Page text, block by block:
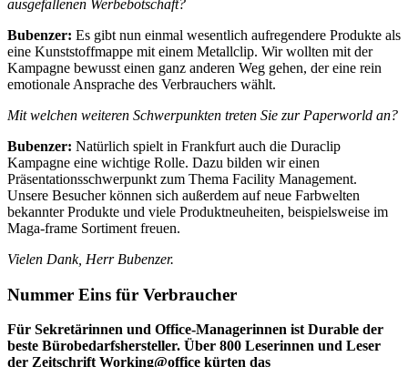
ausgefallenen Werbebotschaft?
Bubenzer: Es gibt nun einmal wesentlich aufregendere Produkte als
eine Kunststoffmappe mit einem Metallclip. Wir wollten mit der
Kampagne bewusst einen ganz anderen Weg gehen, der eine rein
emotionale Ansprache des Verbrauchers wählt.
Mit welchen weiteren Schwerpunkten treten Sie zur Paperworld an?
Bubenzer: Natürlich spielt in Frankfurt auch die Duraclip
Kampagne eine wichtige Rolle. Dazu bilden wir einen
Präsentationsschwerpunkt zum Thema Facility Management.
Unsere Besucher können sich außerdem auf neue Farbwelten
bekannter Produkte und viele Produktneuheiten, beispielsweise im
Maga-frame Sortiment freuen.
Vielen Dank, Herr Bubenzer.
Nummer Eins für Verbraucher
Für Sekretärinnen und Office-Managerinnen ist Durable der
beste Bürobedarfs­hersteller. Über 800 Leserinnen und Leser
der Zeitschrift Working@office kürten das